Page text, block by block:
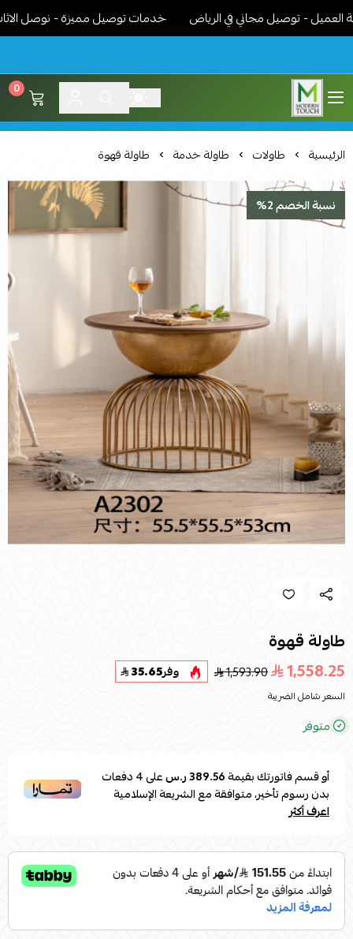
- توصيل مجاني في الرياض خدمات توصيل مميزة - نوصل الاثاث
اثاث مودرن لمسة عصرية
0
الرئيسية طاولات طاولة خدمة طاولة قهوة
نسبة الخصم 2%
طاولة قهوة
1,558.25
1,593.90 وفر35.65
السعر شامل الضريبة
متوفر
أو قسم فاتورتك بقيمة389.56 ر.س على4دفعات
بدون رسوم تأخير، متوافقة مع الشريعة الإسلامية
اعرف أكثر